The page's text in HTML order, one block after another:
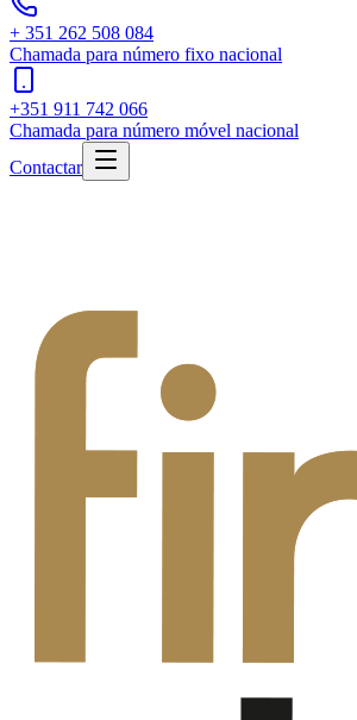
+ 351 262 508 084
Chamada para número fixo nacional
+351 911 742 066
Chamada para número móvel nacional
Contactar